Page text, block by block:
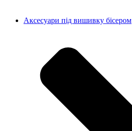
Аксесуари під вишивку бісером